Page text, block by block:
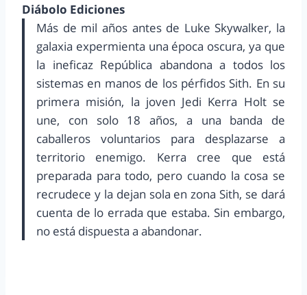
Diábolo Ediciones
Más de mil años antes de Luke Skywalker, la
galaxia expermienta una época oscura, ya que
la ineficaz República abandona a todos los
sistemas en manos de los pérfidos Sith. En su
primera misión, la joven Jedi Kerra Holt se
une, con solo 18 años, a una banda de
caballeros voluntarios para desplazarse a
territorio enemigo. Kerra cree que está
preparada para todo, pero cuando la cosa se
recrudece y la dejan sola en zona Sith, se dará
cuenta de lo errada que estaba. Sin embargo,
no está dispuesta a abandonar.